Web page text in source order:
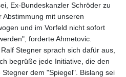
Ex-Bundeskanzler Schröder zu
Abstimmung mit unseren
und im Vorfeld nicht sofort
forderte Ahmetovic.
Stegner sprach sich dafür aus,
begrüße jede Initiative, die den
dem "Spiegel". Bislang sei